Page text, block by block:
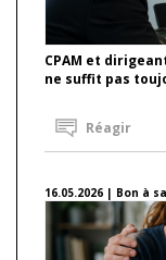
CPAM et
ne suffit pas
Réagir
16.05.2026 | Bon à